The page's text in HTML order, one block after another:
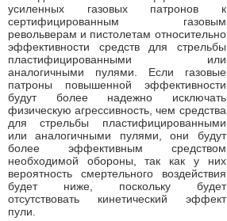
усиленных газовых патронов к
сертифицированным газовым
револьверам и пистолетам относительно
эффективности средств для стрельбы
пластифицированными или
аналогичными пулями. Если газовые
патроны повышенной эффективности
будут более надежно исключать
физическую агрессивность, чем средства
для стрельбы пластифицированными
или аналогичными пулями, они будут
более эффективным средством
необходимой обороны, так как у них
вероятность смертельного воздействия
будет ниже, поскольку будет
отсутствовать кинетический эффект
пули.